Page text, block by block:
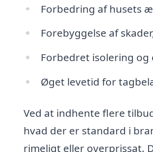
Forbedring af husets
Forebyggelse af
Forbedret isolering
Øget levetid for
Ved at indhente flere
hvad der er standard i
rimeligt eller overprissat.